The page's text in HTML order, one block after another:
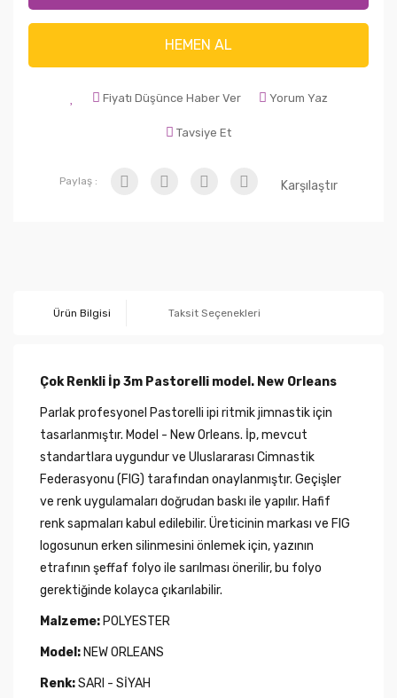
HEMEN AL
Fiyatı Düşünce Haber Ver Yorum Yaz
Tavsiye Et
Paylaş : Karşılaştır
Ürün Bilgisi Taksit Seçenekleri
Çok Renkli İp 3m Pastorelli model. New Orleans
Parlak profesyonel Pastorelli ipi ritmik jimnastik için
tasarlanmıştır. Model - New Orleans. İp, mevcut
standartlara uygundur ve Uluslararası Cimnastik
Federasyonu (FIG) tarafından onaylanmıştır. Geçişler
ve renk uygulamaları doğrudan baskı ile yapılır. Hafif
renk sapmaları kabul edilebilir. Üreticinin markası ve FIG
logosunun erken silinmesini önlemek için, yazının
etrafının şeffaf folyo ile sarılması önerilir, bu folyo
gerektiğinde kolayca çıkarılabilir.
Malzeme: POLYESTER
Model: NEW ORLEANS
Renk:SARI - SİYAH